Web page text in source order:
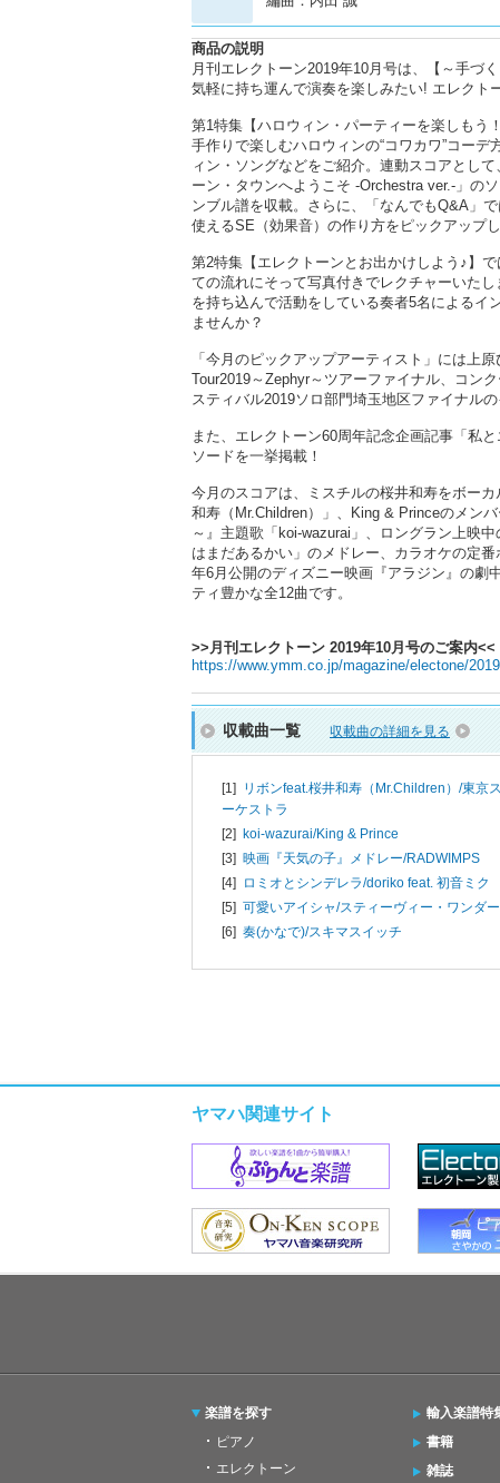
商品の説明
月刊エレクトーン2019年10月号は、【～手づ
気軽に持ち運んで演奏を楽しみたい! エレクト
第1特集【ハロウィン・パーティーを楽しもう
手作りで楽しむハロウィンの“コワカワ”コー
ィン・ソングなどをご紹介。連動スコアとし
ーン・タウンへようこそ -Orchestra ver.-」の
ンブル譜を収載。さらに、「なんでもQ&A」
使えるSE（効果音）の作り方をピックアップし
第2特集【エレクトーンとお出かけしよう♪】
ての流れにそって写真付きでレクチャーいた
を持ち込んで活動をしている奏者5名によるイ
ませんか？
「今月のピックアップアーティスト」には上
Tour2019～Zephyr～ツアーファイナル、コン
スティバル2019ソロ部門埼玉地区ファイナル
また、エレクトーン60周年記念企画記事「私
ソードを一挙掲載！
今月のスコアは、ミスチルの桜井和寿をボー
和寿（Mr.Children）」、King & Princeのメン
～』主題歌「koi-wazurai」、ロングラン上映
はまだあるかい」のメドレー、カラオケの定
年6月公開のディズニー映画『アラジン』の劇
ティ豊かな全12曲です。
>>月刊エレクトーン 2019年10月号のご案内<<
https://www.ymm.co.jp/magazine/electone/
収載曲一覧 収載曲の詳細を見る
[1] リボンfeat.桜井和寿（Mr.Children）/東京
ーケストラ
[2] koi-wazurai/King & Prince
[3] 映画『天気の子』メドレー/RADWIMPS
[4] ロミオとシンデレラ/doriko feat. 初音ミク
[5] 可愛いアイシャ/スティーヴィー・ワンダー
[6] 奏(かなで)/スキマスイッチ
ヤマハ関連サイト
楽譜を探す
ピアノ
エレクトーン
輸入楽譜特
書籍
雑誌